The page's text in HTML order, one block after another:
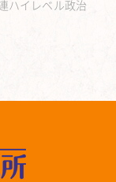
ハイレベル政治